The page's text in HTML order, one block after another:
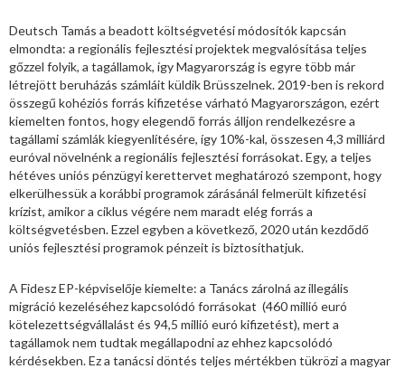
Deutsch Tamás a beadott költségvetési módosítók kapcsán
elmondta: a regionális fejlesztési projektek megvalósítása teljes
gőzzel folyik, a tagállamok, így Magyarország is egyre több már
létrejött beruházás számláit küldik Brüsszelnek. 2019-ben is rekord
összegű kohéziós forrás kifizetése várható Magyarországon, ezért
kiemelten fontos, hogy elegendő forrás álljon rendelkezésre a
tagállami számlák kiegyenlítésére, így 10%-kal, összesen 4,3 milliárd
euróval növelnénk a regionális fejlesztési forrásokat. Egy, a teljes
hétéves uniós pénzügyi kerettervet meghatározó szempont, hogy
elkerülhessük a korábbi programok zárásánál felmerült kifizetési
krízist, amikor a ciklus végére nem maradt elég forrás a
költségvetésben. Ezzel egyben a következő, 2020 után kezdődő
uniós fejlesztési programok pénzeit is biztosíthatjuk.
A Fidesz EP-képviselője kiemelte: a Tanács zárolná az illegális
migráció kezeléséhez kapcsolódó forrásokat (460 millió euró
kötelezettségvállalást és 94,5 millió euró kifizetést), mert a
tagállamok nem tudtak megállapodni az ehhez kapcsolódó
kérdésekben. Ez a tanácsi döntés teljes mértékben tükrözi a magyar